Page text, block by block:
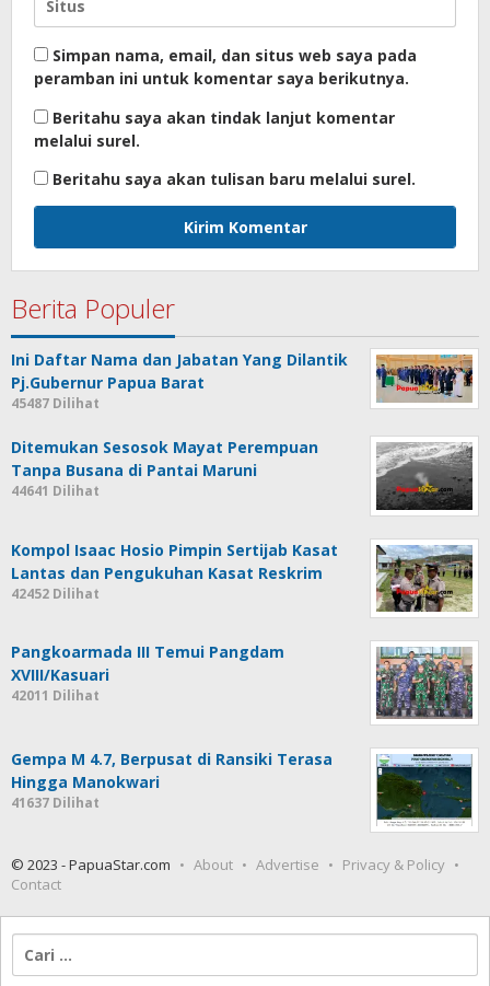
Simpan nama, email, dan situs web saya pada
peramban ini untuk komentar saya berikutnya.
Beritahu saya akan tindak lanjut komentar
melalui surel.
Beritahu saya akan tulisan baru melalui surel.
Berita Populer
Ini Daftar Nama dan Jabatan Yang Dilantik
Pj.Gubernur Papua Barat
45487 Dilihat
Ditemukan Sesosok Mayat Perempuan
Tanpa Busana di Pantai Maruni
44641 Dilihat
Kompol Isaac Hosio Pimpin Sertijab Kasat
Lantas dan Pengukuhan Kasat Reskrim
42452 Dilihat
Pangkoarmada III Temui Pangdam
XVIII/Kasuari
42011 Dilihat
Gempa M 4.7, Berpusat di Ransiki Terasa
Hingga Manokwari
41637 Dilihat
© 2023 - PapuaStar.com About Advertise
Privacy & Policy
Contact
untuk: